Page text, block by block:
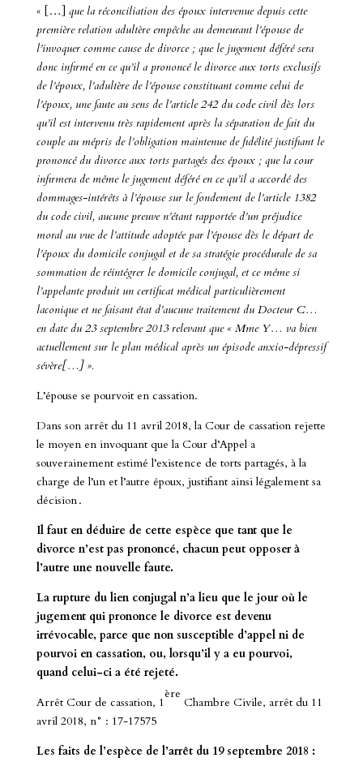
« […] que la réconciliation des époux intervenue depuis cette
première relation adultère empêche au demeurant l’épouse de
l’invoquer comme cause de divorce ; que le jugement déféré sera
donc infirmé en ce qu’il a prononcé le divorce aux torts exclusifs
de l’époux, l’adultère de l’épouse constituant comme celui de
l’époux, une faute au sens de l’article 242 du code civil dès lors
qu’il est intervenu très rapidement après la séparation de fait du
couple au mépris de l’obligation maintenue de fidélité justifiant le
prononcé du divorce aux torts partagés des époux ; que la cour
infirmera de même le jugement déféré en ce qu’il a accordé des
dommages-intérêts à l’épouse sur le fondement de l’article 1382
du code civil, aucune preuve n’étant rapportée d’un préjudice
moral au vue de l’attitude adoptée par l’épouse dès le départ de
l’époux du domicile conjugal et de sa stratégie procédurale de sa
sommation de réintégrer le domicile conjugal, et ce même si
l’appelante produit un certificat médical particulièrement
laconique et ne faisant état d’aucune traitement du Docteur C…
en date du 23 septembre 2013 relevant que « Mme Y… va bien
actuellement sur le plan médical après un épisode anxio-dépressif
sévère[…] ».
L’épouse se pourvoit en cassation.
Dans son arrêt du 11 avril 2018, la Cour de cassation rejette
le moyen en invoquant que la Cour d’Appel a
souverainement estimé l’existence de torts partagés, à la
charge de l’un et l’autre époux, justifiant ainsi légalement sa
décision .
Il faut en déduire de cette espèce que tant que le
divorce n’est pas prononcé, chacun peut opposer à
l’autre une nouvelle faute.
La rupture du lien conjugal n’a lieu que le jour où le
jugement qui prononce le divorce est devenu
irrévocable, parce que non susceptible d’appel ni de
pourvoi en cassation, ou, lorsqu’il y a eu pourvoi,
quand celui-ci a été rejeté.
Arrêt Cour de cassation, 1
ère
Chambre Civile, arrêt du 11
avril 2018, n° : 17-17575
Les faits de l’espèce de l’arrêt du 19 septembre 2018 :